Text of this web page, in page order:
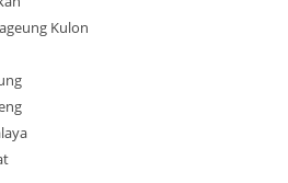
Kulon